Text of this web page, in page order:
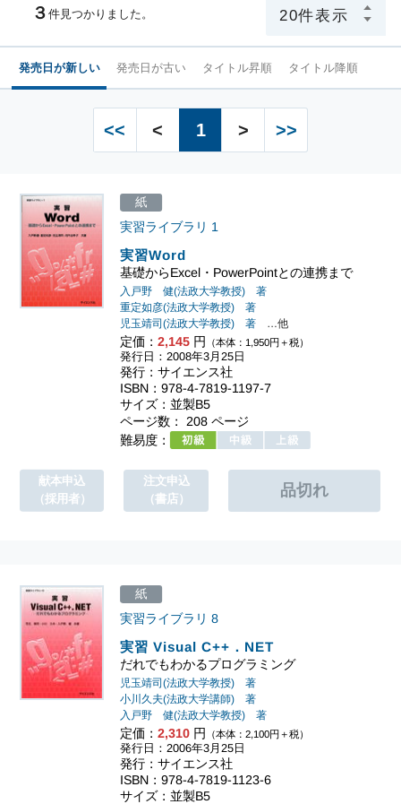
３ 件見つかりました。
発売日が新しい 発売日が古い タイトル昇順 タイトル降順
<< < 1 > >>
実習Word
基礎からExcel・PowerPointとの連携まで
実習ライブラリ 1
入戸野 健(法政大学教授) 著
重定如彦(法政大学教授) 著
児玉靖司(法政大学教授) 著 …他
定価：2,145 円 （本体：1,950円＋税）
紙
発行日：2008年3月25日
発行：サイエンス社
ISBN：978-4-7819-1197-7
サイズ：並製B5
ページ数： 208 ページ
難易度：
献本申込
（採用者）
注文申込
（書店）
実習 Visual C++．NET
だれでもわかるプログラミング
実習ライブラリ 8
児玉靖司(法政大学教授) 著
小川久夫(法政大学講師) 著
入戸野 健(法政大学教授) 著
定価：2,310 円 （本体：2,100円＋税）
紙
発行日：2006年3月25日
発行：サイエンス社
ISBN：978-4-7819-1123-6
サイズ：並製B5